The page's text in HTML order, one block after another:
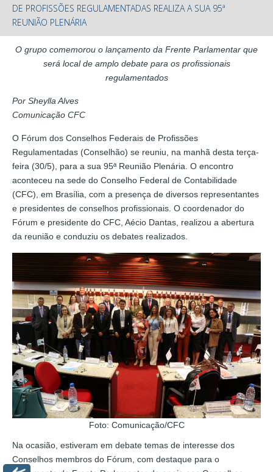
DE PROFISSÕES REGULAMENTADAS REALIZA A SUA 95ª
REUNIÃO PLENÁRIA
O grupo comemorou o lançamento da Frente Parlamentar que
será local de amplo debate para os profissionais
regulamentados
Por Sheylla Alves
Comunicação CFC
O Fórum dos Conselhos Federais de Profissões
Regulamentadas (Conselhão) se reuniu, na manhã desta terça-
feira (30/5), para a sua 95ª Reunião Plenária. O encontro
aconteceu na sede do Conselho Federal de Contabilidade
(CFC), em Brasília, com a presença de diversos representantes
e presidentes de conselhos profissionais. O coordenador do
Fórum e presidente do CFC, Aécio Dantas, realizou a abertura
da reunião e conduziu os debates realizados.
Foto: Comunicação/CFC
Na ocasião, estiveram em debate temas de interesse dos
Conselhos membros do Fórum, com destaque para o